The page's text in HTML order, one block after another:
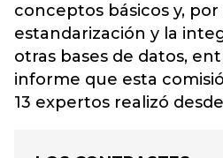
conceptos básicos y, por
estandarización y la
otras bases de datos,
informe que esta
13 expertos realizó